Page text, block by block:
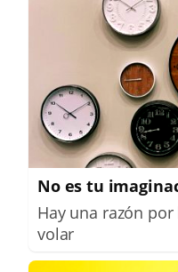
No es tu
Hay una razón
volar